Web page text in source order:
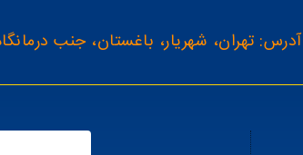
آدرس: تهران، شهریار، باغستان، جنب